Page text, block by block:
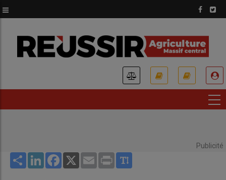
au
principal
Publicité
Share LinkedInFacebook
X Email Print